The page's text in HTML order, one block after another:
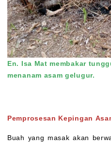
En. Isa Mat membakar
menanam asam gelugur.
Pemprosesan Kepingan
Buah yang masak akan